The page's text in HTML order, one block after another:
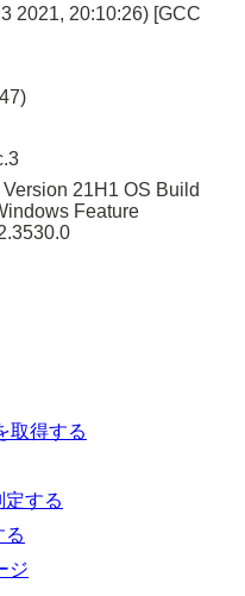
2021, 20:10:26) [GCC
21H1 OS Build
Feature
取得する
定する
る
ジ